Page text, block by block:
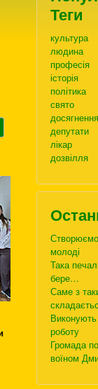
Теги
культура
людина
професія
історія
політика
свято
досягнення
депутати
лікар
дозвілля
молоді
Така
бере…
Саме з
роботу
Громада
воїном